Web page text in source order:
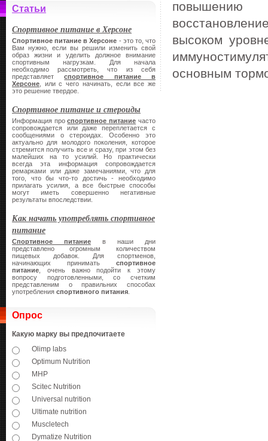
Статьи
Спортивное питание в Херсоне
Спортивное питание в Херсоне - это то, что
Вам нужно, если вы решили изменить свой
образ жизни и уделить должное внимание
спортивным нагрузкам. Для начала
необходимо рассмотреть, что из себя
представляетспортивное питание в
Херсоне , или с чего начинать, если все же
это решение твердое.
Спортивное питание и стероиды
Информация проспортивное питание часто
сопровождается или даже переплетается с
сообщениями о стероидах. Особенно это
актуально для молодого поколения, которое
стремится получить все и сразу, при этом без
малейших на то усилий. Но практически
всегда эта информация сопровождается
ремарками или даже замечаниями, что для
того, что бы что-то достичь - необходимо
прилагать усилия, а все быстрые способы
могут иметь совершенно негативные
результаты впоследствии.
Как начать употреблять спортивное
питание
Спортивное питание в наши дни
представлено огромным количеством
пищевых добавок. Для спортменов,
начинающих принимать спортивное
питание , очень важно подойти к этому
вопросу подготовленными, со счетким
представленим о правильних способах
употребления спортивного питания
Опрос
Какую марку вы предпочитаете
Olimp labs
Optimum Nutrition
MHP
Scitec Nutrition
Universal nutrition
Ultimate nutrition
Muscletech
Dymatize Nutrition
повышению
высоком
основным